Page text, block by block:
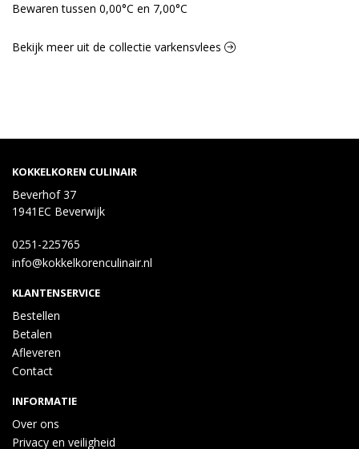
Bewaren tussen 0,00°C en 7,00°C
Bekijk meer uit de collectie varkensvlees
KOKKELKOREN CULINAIR
Beverhof 37
1941EC Beverwijk
0251-225765
info@kokkelkorenculinair.nl
KLANTENSERVICE
Bestellen
Betalen
Afleveren
Contact
INFORMATIE
Over ons
Privacy en veiligheid